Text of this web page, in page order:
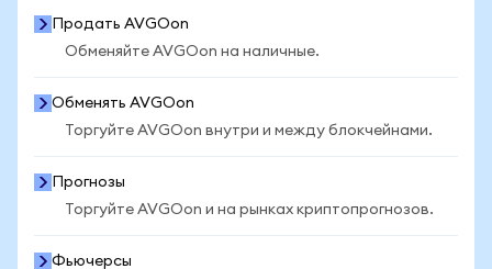
Продать AVGOon
Обменяйте AVGOon на наличные.
Обменять AVGOon
Торгуйте AVGOon внутри и между блокчейнами.
Прогнозы
Торгуйте AVGOon и на рынках криптопрогнозов.
Фьючерсы